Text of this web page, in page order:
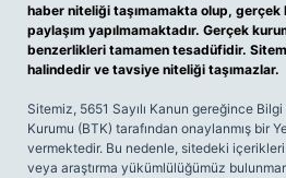
haber niteliği taşımamakta olup, gerçek
paylaşım yapılmamaktadır. Gerçek
benzerlikleri tamamen tesadüfidir.
halindedir ve tavsiye niteliği taşımazlar.
Sitemiz, 5651 Sayılı Kanun gereğince
Kurumu (BTK) tarafından onaylanmış bir
vermektedir. Bu nedenle, sitedeki
veya araştırma yükümlülüğümüz